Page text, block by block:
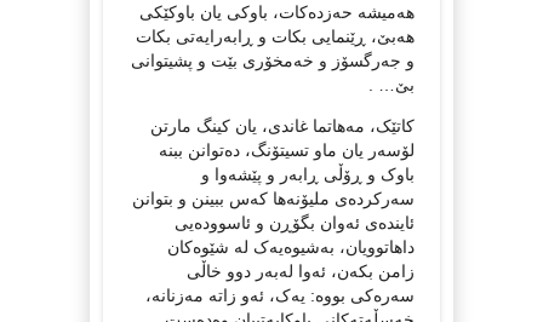
هەمیشە حەزدەکات، باوکی یان باوکێکی
هەبێ، ڕێنمایی بکات و ڕابەرایەتی بکات
و جەرگسۆز و خەمخۆری بێت و پشیتوانی
بێ… .
کاتێک، مەهاتما غاندی، یان کینگ مارتن
لۆسەر یان ماو تسیتۆنگ، دەتوانن ببنە
باوک و ڕۆڵی ڕابەر و پێشەوا و
سەرکردەی ملیۆنەها کەس ببینن و بتوانن
ئایندەی ئەوان بگۆڕن و ئاسوودەیی
داهاتوویان، بەشیوەیەک لە شێوەکان
زامن بکەن، ئەوا لەبەر دوو خاڵی
سەرەکی بووە: یەک، ئەو زاتە مەزنانە،